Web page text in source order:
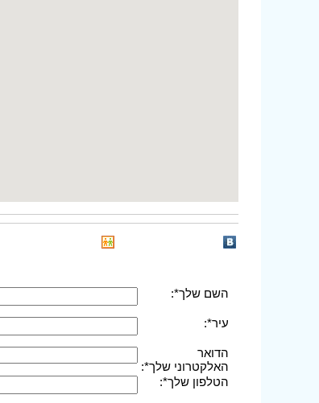
השם שלך*:
עיר*:
הדואר
האלקטרוני שלך*:
הטלפון שלך*: